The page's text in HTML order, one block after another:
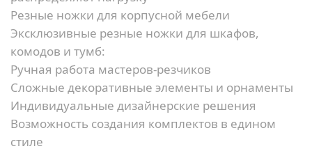
Резные ножки для корпусной мебели
Эксклюзивные резные ножки для шкафов,
комодов и тумб:
Ручная работа мастеров-резчиков
Сложные декоративные элементы и орнаменты
Индивидуальные дизайнерские решения
Возможность создания комплектов в едином
стиле